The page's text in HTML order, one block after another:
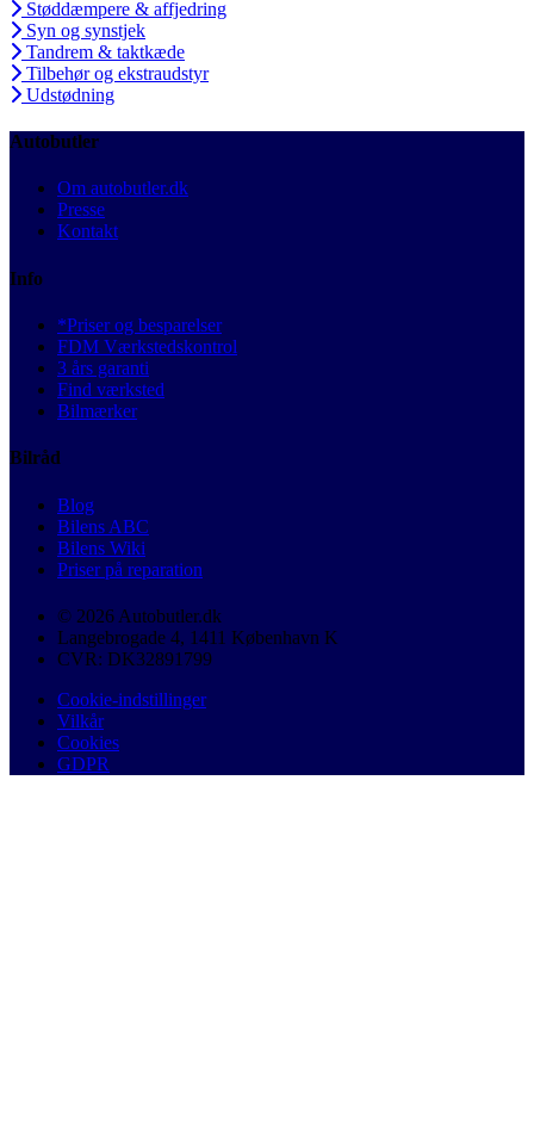
Støddæmpere & affjedring
Syn og synstjek
Tandrem & taktkæde
Tilbehør og ekstraudstyr
Udstødning
Autobutler
Om autobutler.dk
Presse
Kontakt
Info
*Priser og besparelser
FDM Værkstedskontrol
3 års garanti
Find værksted
Bilmærker
Bilråd
Blog
Bilens ABC
Bilens Wiki
Priser på reparation
© 2026 Autobutler.dk
Langebrogade 4, 1411 København K
CVR: DK32891799
Cookie-indstillinger
Vilkår
Cookies
GDPR